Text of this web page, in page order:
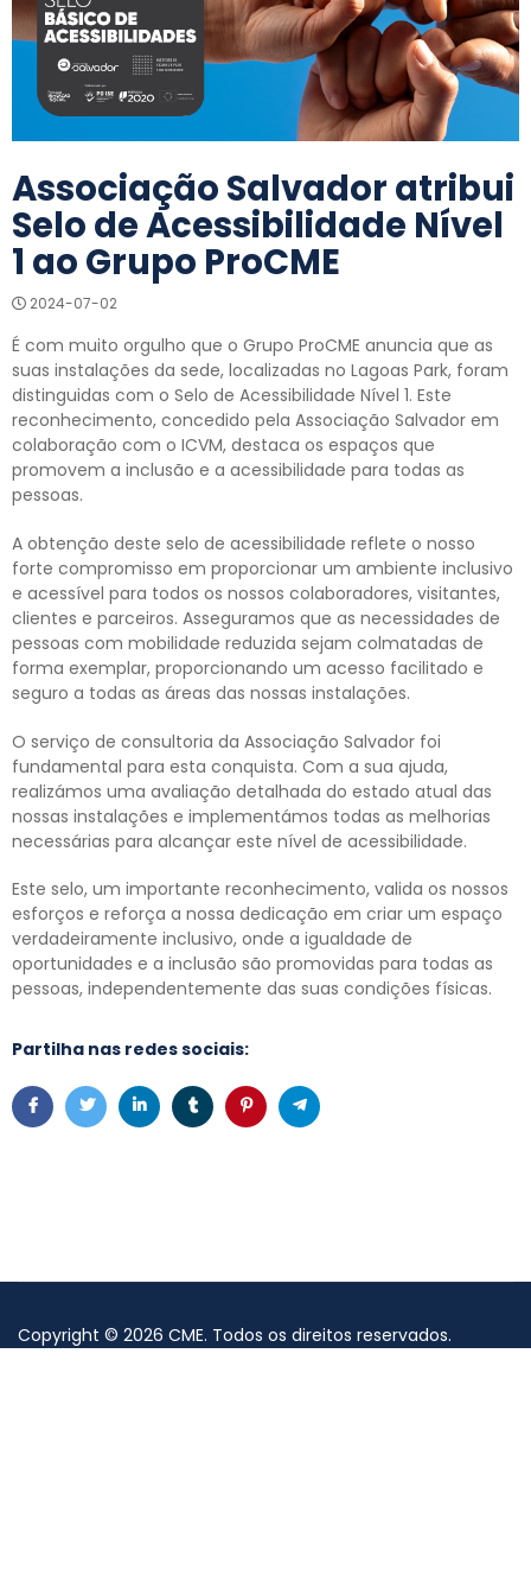
Associação Salvador atribui
Selo de Acessibilidade Nível
1 ao Grupo ProCME
2024-07-02
É com muito orgulho que o Grupo ProCME anuncia que as
suas instalações da sede, localizadas no Lagoas Park, foram
distinguidas com o Selo de Acessibilidade Nível 1. Este
reconhecimento, concedido pela Associação Salvador em
colaboração com o ICVM, destaca os espaços que
promovem a inclusão e a acessibilidade para todas as
pessoas.
A obtenção deste selo de acessibilidade reflete o nosso
forte compromisso em proporcionar um ambiente inclusivo
e acessível para todos os nossos colaboradores, visitantes,
clientes e parceiros. Asseguramos que as necessidades de
pessoas com mobilidade reduzida sejam colmatadas de
forma exemplar, proporcionando um acesso facilitado e
seguro a todas as áreas das nossas instalações.
O serviço de consultoria da Associação Salvador foi
fundamental para esta conquista. Com a sua ajuda,
realizámos uma avaliação detalhada do estado atual das
nossas instalações e implementámos todas as melhorias
necessárias para alcançar este nível de acessibilidade.
Este selo, um importante reconhecimento, valida os nossos
esforços e reforça a nossa dedicação em criar um espaço
verdadeiramente inclusivo, onde a igualdade de
oportunidades e a inclusão são promovidas para todas as
pessoas, independentemente das suas condições físicas.
Partilha nas redes sociais:
Copyright © 2026 CME. Todos os direitos reservados.